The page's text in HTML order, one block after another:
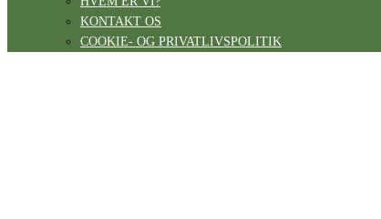
KONTAKT OS
COOKIE- OG PRIVATLIVSPOLITIK